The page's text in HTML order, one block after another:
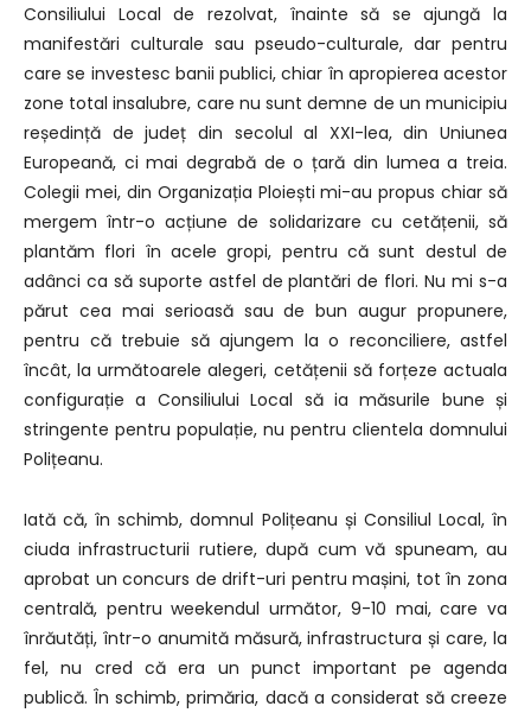
Consiliului Local de rezolvat, înainte să se ajungă la
manifestări culturale sau pseudo-culturale, dar pentru
care se investesc banii publici, chiar în apropierea acestor
zone total insalubre, care nu sunt demne de un municipiu
reședință de județ din secolul al XXI-lea, din Uniunea
Europeană, ci mai degrabă de o țară din lumea a treia.
Colegii mei, din Organizația Ploiești mi-au propus chiar să
mergem într-o acțiune de solidarizare cu cetățenii, să
plantăm flori în acele gropi, pentru că sunt destul de
adânci ca să suporte astfel de plantări de flori. Nu mi s-a
părut cea mai serioasă sau de bun augur propunere,
pentru că trebuie să ajungem la o reconciliere, astfel
încât, la următoarele alegeri, cetățenii să forțeze actuala
configurație a Consiliului Local să ia măsurile bune și
stringente pentru populație, nu pentru clientela domnului
Polițeanu.
Iată că, în schimb, domnul Polițeanu și Consiliul Local, în
ciuda infrastructurii rutiere, după cum vă spuneam, au
aprobat un concurs de drift-uri pentru mașini, tot în zona
centrală, pentru weekendul următor, 9-10 mai, care va
înrăutăți, într-o anumită măsură, infrastructura și care, la
fel, nu cred că era un punct important pe agenda
publică. În schimb, primăria, dacă a considerat să creeze